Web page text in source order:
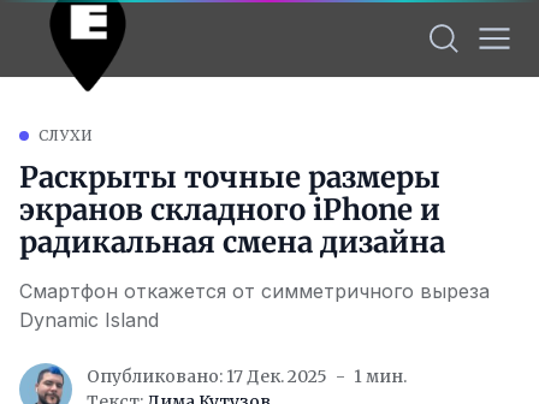
СЛУХИ
Раскрыты точные размеры
экранов складного iPhone и
радикальная смена дизайна
Смартфон откажется от симметричного выреза
Dynamic Island
Опубликовано: 17 Дек. 2025
1 мин.